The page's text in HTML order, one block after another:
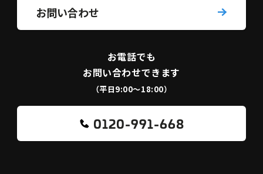
お問い合わせ
お電話でも
お問い合わせできます
（平日9:00〜18:00）
0120-991-668